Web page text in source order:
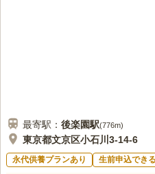
最寄駅： 後楽園駅(776m)
東京都文京区小石川3-14-6
永代供養プランあり 生前申込できる